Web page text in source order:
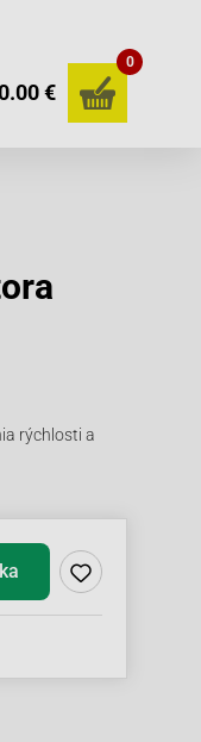
€
0
rýchlosti a